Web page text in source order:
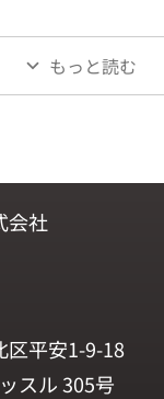
もっと読む
会社
区平安1-9-18
スル 305号